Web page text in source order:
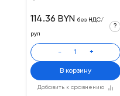
Добавить к сравнению
114.36 BYN без НДС/
рул
?
- +
В корзину